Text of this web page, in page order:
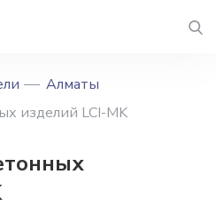
Алматы
изделий LCI-MK